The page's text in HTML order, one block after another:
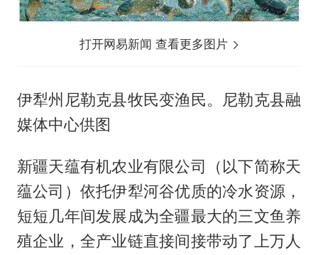
打开网易新闻 查看更多图片
伊犁州尼勒克县牧民变渔民。尼勒克县融
媒体中心供图
新疆天蕴有机农业有限公司（以下简称天
蕴公司）依托伊犁河谷优质的冷水资源，
短短几年间发展成为全疆最大的三文鱼养
殖企业，全产业链直接间接带动了上万人